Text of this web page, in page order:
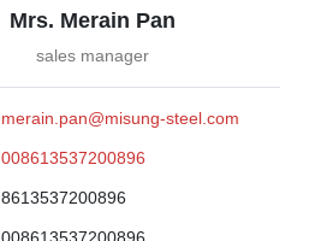
Mrs. Merain Pan
sales manager
merain.pan@misung-steel.com
008613537200896
8613537200896